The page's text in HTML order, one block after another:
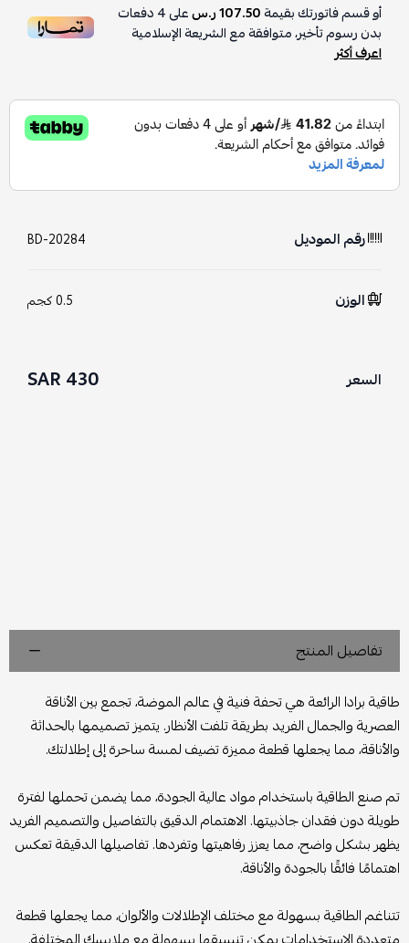
أو قسم فاتورتك بقيمة107.50 ر.س على4دفعات
بدون رسوم تأخير، متوافقة مع الشريعة الإسلامية
اعرف أكثر
رقم الموديل BD-20284
الوزن 0.5 كجم
السعر 430 SAR
تفاصيل المنتج
طاقية برادا الرائعة هي تحفة فنية في عالم الموضة، تجمع بين الأناقة
العصرية والجمال الفريد بطريقة تلفت الأنظار. يتميز تصميمها بالحداثة
والأناقة، مما يجعلها قطعة مميزة تضيف لمسة ساحرة إلى إطلالتك.
تم صنع الطاقية باستخدام مواد عالية الجودة، مما يضمن تحملها لفترة
طويلة دون فقدان جاذبيتها. الاهتمام الدقيق بالتفاصيل والتصميم الفريد
يظهر بشكل واضح، مما يعزز رفاهيتها وتفردها. تفاصيلها الدقيقة تعكس
اهتمامًا فائقًا بالجودة والأناقة.
تتناغم الطاقية بسهولة مع مختلف الإطلالات والألوان، مما يجعلها قطعة